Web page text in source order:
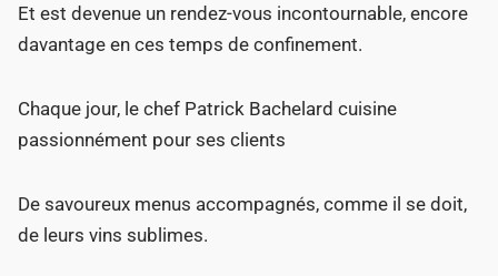
Et est devenue un rendez-vous incontournable, encore
davantage en ces temps de confinement.
Chaque jour, le chef Patrick Bachelard cuisine
passionnément pour ses clients
De savoureux menus accompagnés, comme il se doit,
de leurs vins sublimes.